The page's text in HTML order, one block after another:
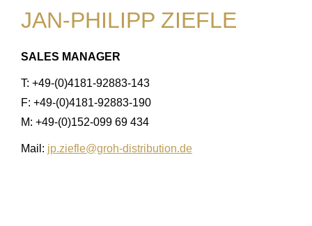
JAN-PHILIPP ZIEFLE
SALES MANAGER
T: +49-(0)4181-92883-143
F: +49-(0)4181-92883-190
M: +49-(0)152-099 69 434
Mail: jp.ziefle@groh-distribution.de